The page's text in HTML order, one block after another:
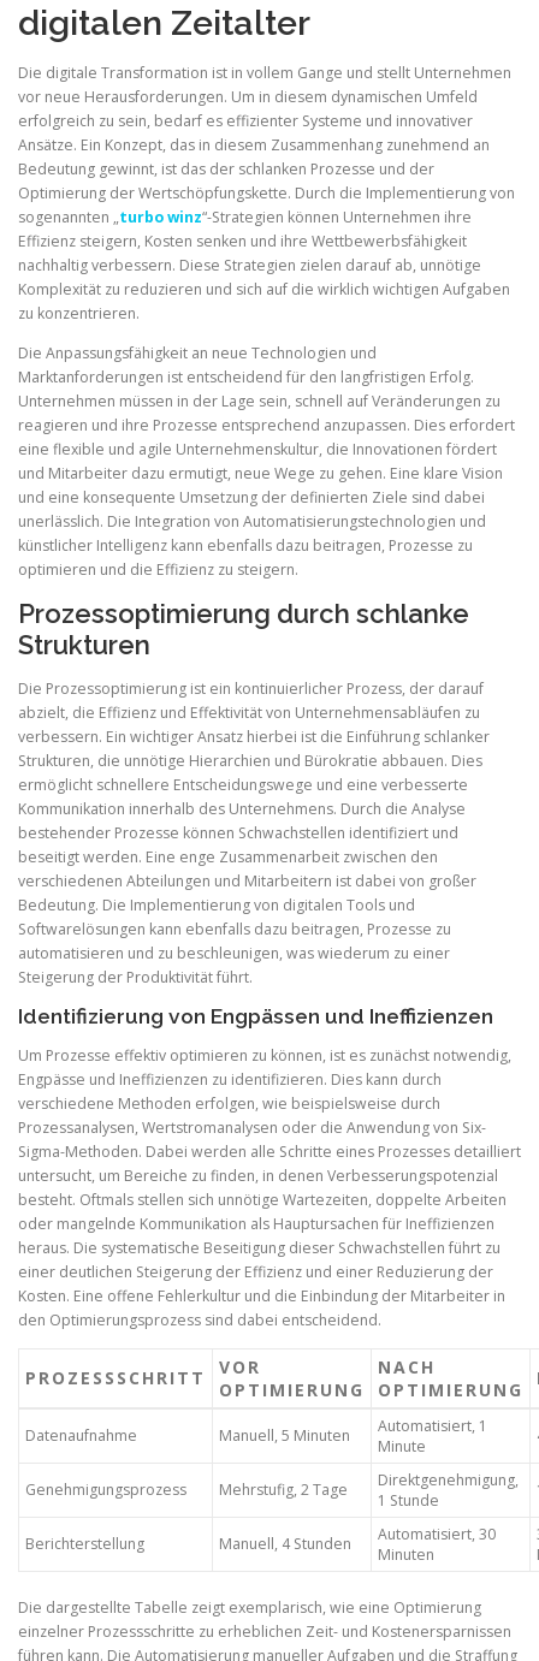
digitalen Zeitalter
Die digitale Transformation ist in vollem Gange und stellt Unternehmen
vor neue Herausforderungen. Um in diesem dynamischen Umfeld
erfolgreich zu sein, bedarf es effizienter Systeme und innovativer
Ansätze. Ein Konzept, das in diesem Zusammenhang zunehmend an
Bedeutung gewinnt, ist das der schlanken Prozesse und der
Optimierung der Wertschöpfungskette. Durch die Implementierung von
sogenannten „turbo winz“-Strategien können Unternehmen ihre
Effizienz steigern, Kosten senken und ihre Wettbewerbsfähigkeit
nachhaltig verbessern. Diese Strategien zielen darauf ab, unnötige
Komplexität zu reduzieren und sich auf die wirklich wichtigen Aufgaben
zu konzentrieren.
Die Anpassungsfähigkeit an neue Technologien und
Marktanforderungen ist entscheidend für den langfristigen Erfolg.
Unternehmen müssen in der Lage sein, schnell auf Veränderungen zu
reagieren und ihre Prozesse entsprechend anzupassen. Dies erfordert
eine flexible und agile Unternehmenskultur, die Innovationen fördert
und Mitarbeiter dazu ermutigt, neue Wege zu gehen. Eine klare Vision
und eine konsequente Umsetzung der definierten Ziele sind dabei
unerlässlich. Die Integration von Automatisierungstechnologien und
künstlicher Intelligenz kann ebenfalls dazu beitragen, Prozesse zu
optimieren und die Effizienz zu steigern.
Prozessoptimierung durch schlanke
Strukturen
Die Prozessoptimierung ist ein kontinuierlicher Prozess, der darauf
abzielt, die Effizienz und Effektivität von Unternehmensabläufen zu
verbessern. Ein wichtiger Ansatz hierbei ist die Einführung schlanker
Strukturen, die unnötige Hierarchien und Bürokratie abbauen. Dies
ermöglicht schnellere Entscheidungswege und eine verbesserte
Kommunikation innerhalb des Unternehmens. Durch die Analyse
bestehender Prozesse können Schwachstellen identifiziert und
beseitigt werden. Eine enge Zusammenarbeit zwischen den
verschiedenen Abteilungen und Mitarbeitern ist dabei von großer
Bedeutung. Die Implementierung von digitalen Tools und
Softwarelösungen kann ebenfalls dazu beitragen, Prozesse zu
automatisieren und zu beschleunigen, was wiederum zu einer
Steigerung der Produktivität führt.
Identifizierung von Engpässen und Ineffizienzen
Um Prozesse effektiv optimieren zu können, ist es zunächst notwendig,
Engpässe und Ineffizienzen zu identifizieren. Dies kann durch
verschiedene Methoden erfolgen, wie beispielsweise durch
Prozessanalysen, Wertstromanalysen oder die Anwendung von Six-
Sigma-Methoden. Dabei werden alle Schritte eines Prozesses detailliert
untersucht, um Bereiche zu finden, in denen Verbesserungspotenzial
besteht. Oftmals stellen sich unnötige Wartezeiten, doppelte Arbeiten
oder mangelnde Kommunikation als Hauptursachen für Ineffizienzen
heraus. Die systematische Beseitigung dieser Schwachstellen führt zu
einer deutlichen Steigerung der Effizienz und einer Reduzierung der
Kosten. Eine offene Fehlerkultur und die Einbindung der Mitarbeiter in
den Optimierungsprozess sind dabei entscheidend.
PROZESSSCHRITT
VOR
OPTIMIERUNG
NACH
OPTIMIERUNG
Datenaufnahme Manuell, 5 Minuten
Automatisiert, 1
Minute
Genehmigungsprozess Mehrstufig, 2 Tage
Direktgenehmigung,
1 Stunde
Berichterstellung Manuell, 4 Stunden
Automatisiert, 30
Minuten
Die dargestellte Tabelle zeigt exemplarisch, wie eine Optimierung
einzelner Prozessschritte zu erheblichen Zeit- und Kostenersparnissen
führen kann. Die Automatisierung manueller Aufgaben und die Straffung